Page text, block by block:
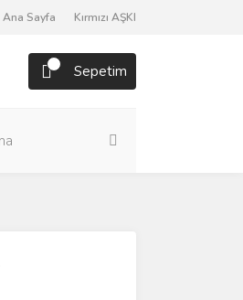
Ana Sayfa Kırmızı AŞKI
Sepetim